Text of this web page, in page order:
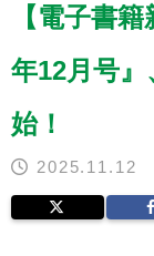
【電子書
年12月号
始！
2025.11.12